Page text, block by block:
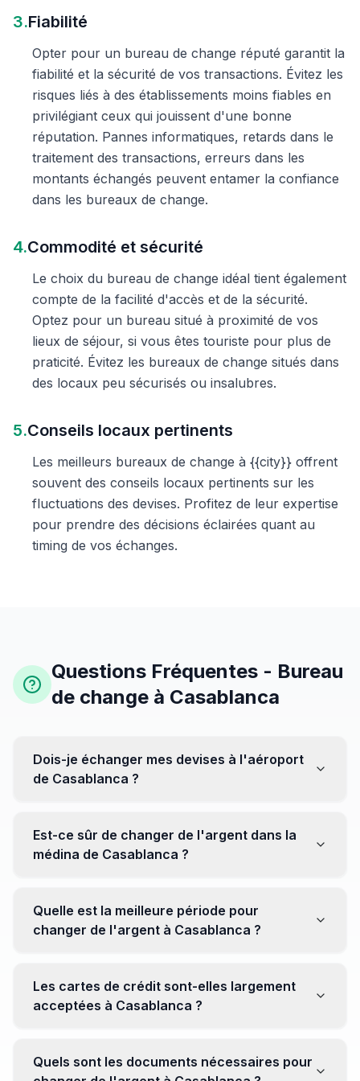
3.Fiabilité
Opter pour un bureau de change réputé garantit la
fiabilité et la sécurité de vos transactions. Évitez les
risques liés à des établissements moins fiables en
privilégiant ceux qui jouissent d'une bonne
réputation. Pannes informatiques, retards dans le
traitement des transactions, erreurs dans les
montants échangés peuvent entamer la confiance
dans les bureaux de change.
4.Commodité et sécurité
Le choix du bureau de change idéal tient également
compte de la facilité d'accès et de la sécurité.
Optez pour un bureau situé à proximité de vos
lieux de séjour, si vous êtes touriste pour plus de
praticité. Évitez les bureaux de change situés dans
des locaux peu sécurisés ou insalubres.
5.Conseils locaux pertinents
Les meilleurs bureaux de change à {{city}} offrent
souvent des conseils locaux pertinents sur les
fluctuations des devises. Profitez de leur expertise
pour prendre des décisions éclairées quant au
timing de vos échanges.
Questions Fréquentes - Bureau
de change à Casablanca
Dois-je échanger mes devises à l'aéroport
de Casablanca ?
être moins avantageux. Orientez-vous plutôt vers les
bureaux de change en ville pour obtenir de meilleurs
Est-ce sûr de changer de l'argent dans la
médina de Casablanca ?
établissements réputés pour éviter les surprises.
Quelle est la meilleure période pour
changer de l'argent à Casablanca ?
soyez attentif aux fluctuations pour maximiser la valeur
de vos devises.
Les cartes de crédit sont-elles largement
acceptées à Casablanca ?
Cependant, avoir un peu de monnaie locale peut être
Quels sont les documents nécessaires pour